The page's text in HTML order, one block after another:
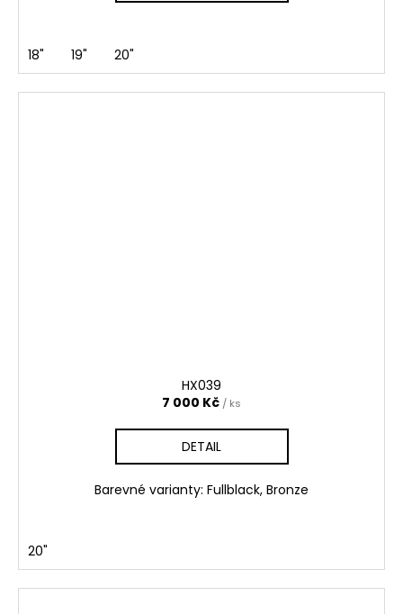
18" 19" 20"
HX039
7 000 Kč / ks
DETAIL
Barevné varianty: Fullblack, Bronze
20"